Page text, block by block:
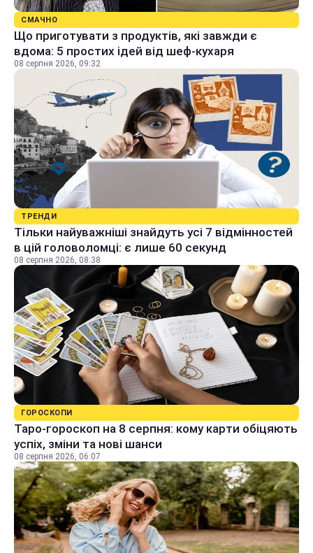
СМАЧНО
Що приготувати з продуктів, які завжди є
вдома: 5 простих ідей від шеф-кухаря
08 серпня 2026, 09:32
ТРЕНДИ
Тільки найуважніші знайдуть усі 7 відмінностей
в цій головоломці: є лише 60 секунд
08 серпня 2026, 08:38
ГОРОСКОПИ
Таро-гороскоп на 8 серпня: кому карти обіцяють
успіх, зміни та нові шанси
08 серпня 2026, 06:07